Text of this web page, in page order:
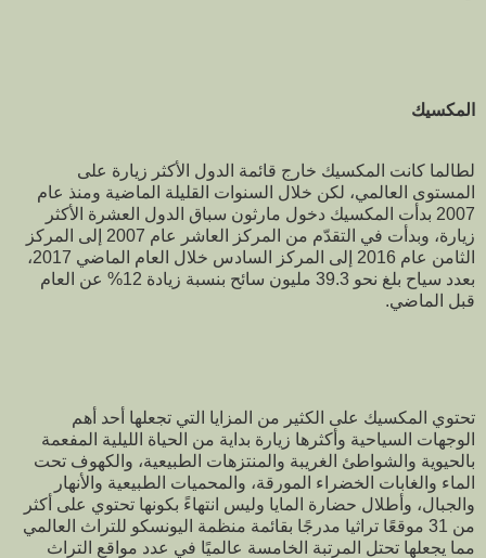
المكسيك
لطالما كانت المكسيك خارج قائمة الدول الأكثر زيارة على
المستوى العالمي، لكن خلال السنوات القليلة الماضية ومنذ عام
2007 بدأت المكسيك دخول مارثون سباق الدول العشرة الأكثر
زيارة، وبدأت في التقدّم من المركز العاشر عام 2007 إلى المركز
الثامن عام 2016 إلى المركز السادس خلال العام الماضي 2017،
بعدد سياح بلغ نحو 39.3 مليون سائح بنسبة زيادة 12% عن العام
قبل الماضي.
تحتوي المكسيك على الكثير من المزايا التي تجعلها أحد أهم
الوجهات السياحية وأكثرها زيارة بداية من الحياة الليلية المفعمة
بالحيوية والشواطئ الغريبة والمنتزهات الطبيعية، والكهوف تحت
الماء والغابات الخضراء المورقة، والمحميات الطبيعية والأنهار
والجبال، وأطلال حضارة المايا وليس انتهاءً بكونها تحتوي على أكثر
من 31 موقعًا تراثيا مدرجًا بقائمة منظمة اليونسكو للتراث العالمي
مما يجعلها تحتل المرتبة الخامسة عالميًا في عدد مواقع التراث